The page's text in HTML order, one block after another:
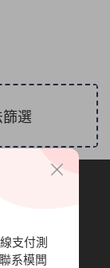
選
支付測
系模闆